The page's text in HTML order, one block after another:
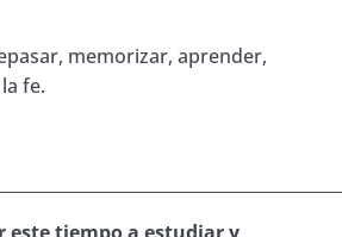
de Estudio
de Estudio
00:01:00
memorizar, aprender,
fe.